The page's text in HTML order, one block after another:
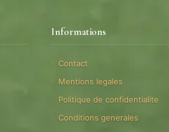
Informations
Contact
Mentions legales
Politique de confidentialite
Conditions generales